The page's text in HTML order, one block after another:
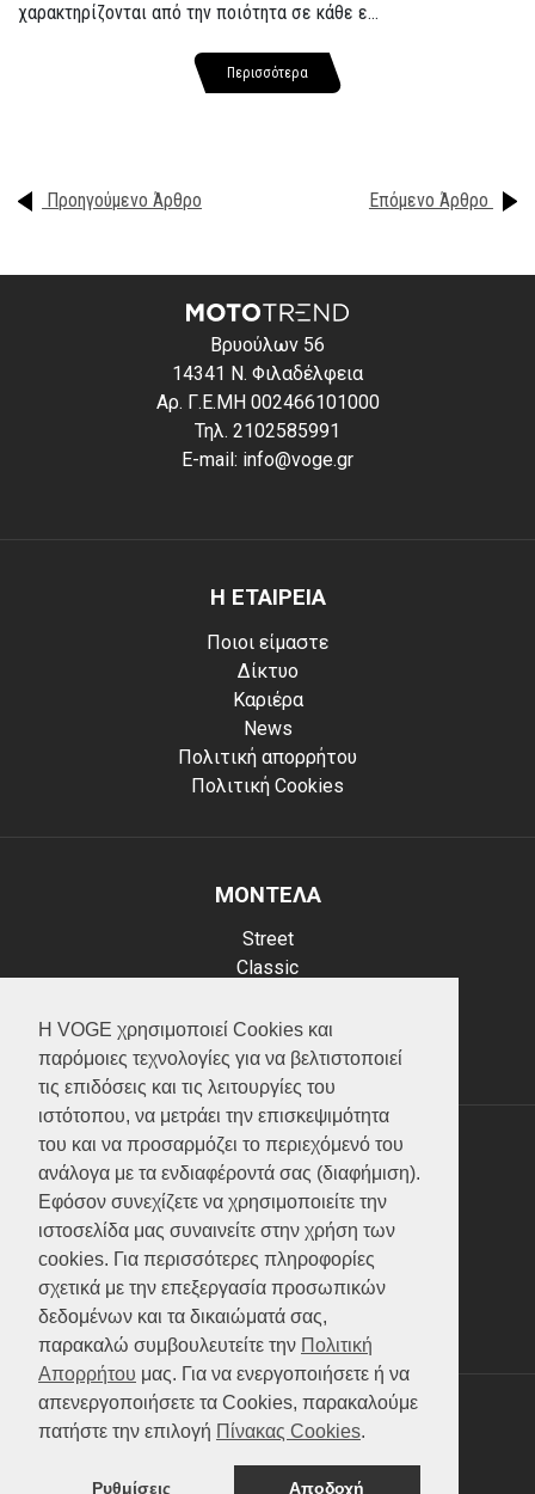
Η VOGE χρησιμοποιεί Cookies και
παρόμοιες τεχνολογίες για να βελτιστοποιεί
τις επιδόσεις και τις λειτουργίες του
ιστότοπου, να μετράει την επισκεψιμότητα
του και να προσαρμόζει το περιεχόμενό του
ανάλογα με τα ενδιαφέροντά σας (διαφήμιση).
Εφόσον συνεχίζετε να χρησιμοποιείτε την
ιστοσελίδα μας συναινείτε στην χρήση των
cookies. Για περισσότερες πληροφορίες
σχετικά με την επεξεργασία προσωπικών
δεδομένων και τα δικαιώματά σας,
παρακαλώ συμβουλευτείτε την Πολιτική
Απορρήτου μας. Για να ενεργοποιήσετε ή να
απενεργοποιήσετε τα Cookies, παρακαλούμε
πατήστε την επιλογή Πίνακας Cookies.
Ρυθμίσεις Αποδοχή
χαρακτηρίζονται από την ποιότητα σε κάθε ε...
Περισσότερα
Προηγούμενο Άρθρο Επόμενο Άρθρο
Βρυούλων 56
14341 Ν. Φιλαδέλφεια
Αρ. Γ.Ε.ΜΗ 002466101000
Τηλ. 2102585991
E-mail: info@voge.gr
Η ΕΤΑΙΡΕΙΑ
Ποιοι είμαστε
Δίκτυο
Καριέρα
News
Πολιτική απορρήτου
Πολιτική Cookies
ΜΟΝΤΕΛΑ
Street
Classic
Scooter
ATV (Loncin)
ΥΠΗΡΕΣΙΕΣ
Test ride
Επικοινωνία
Service
Κατάλογος
FAQ
SOCIAL MEDIA